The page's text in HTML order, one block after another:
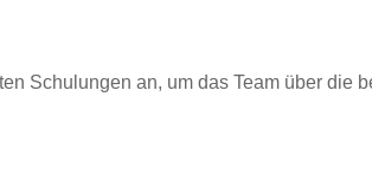
Schulungen an, um das Team über die